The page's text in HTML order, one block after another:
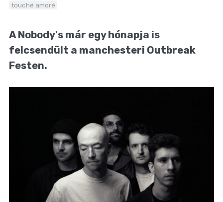
BLOG
touché amoré
A Nobody's már egy hónapja is
felcsendült a manchesteri Outbreak
Festen.